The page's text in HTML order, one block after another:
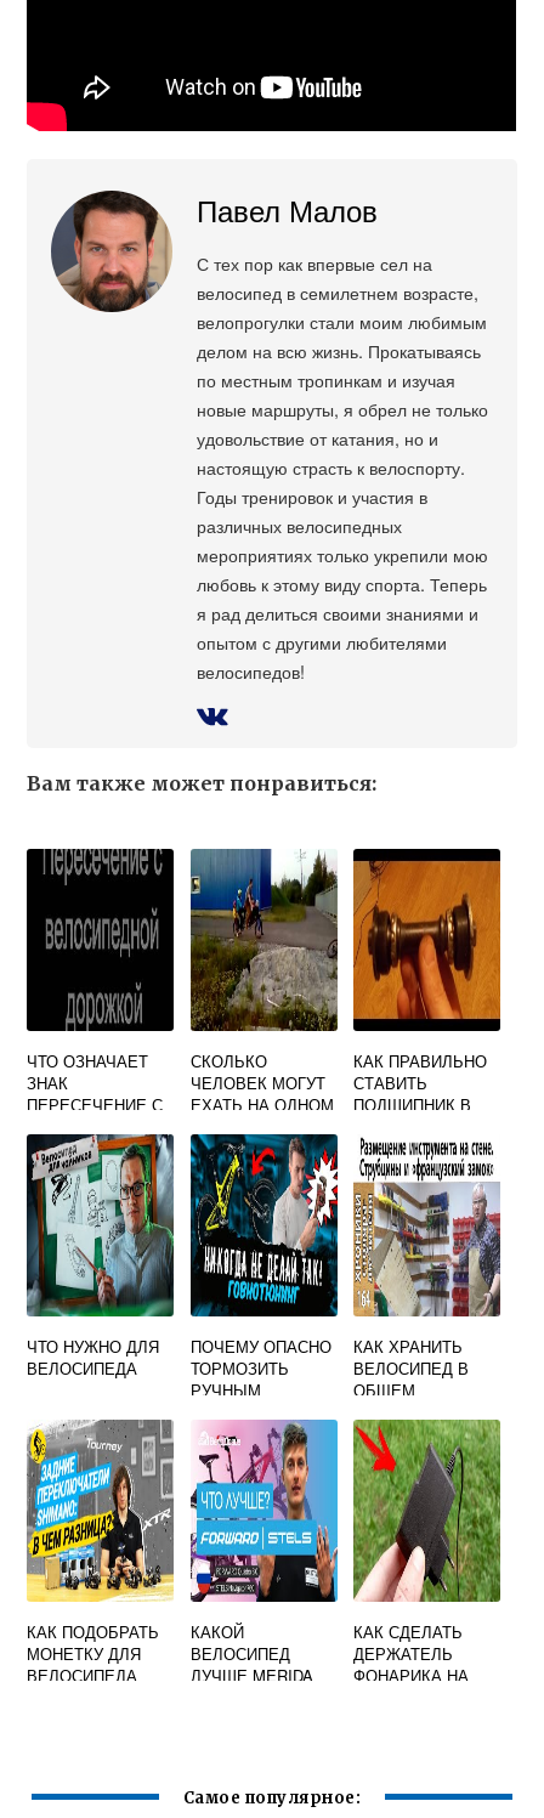
Павел Малов
С тех пор как впервые сел на
велосипед в семилетнем возрасте,
велопрогулки стали моим любимым
делом на всю жизнь. Прокатываясь
по местным тропинкам и изучая
новые маршруты, я обрел не только
удовольствие от катания, но и
настоящую страсть к велоспорту.
Годы тренировок и участия в
различных велосипедных
мероприятиях только укрепили мою
любовь к этому виду спорта. Теперь
я рад делиться своими знаниями и
опытом с другими любителями
велосипедов!
Вам также может понравиться:
ЧТО ОЗНАЧАЕТ
ЗНАК
ПЕРЕСЕЧЕНИЕ С
ДОРОЖКОЙ
СКОЛЬКО
ЧЕЛОВЕК МОГУТ
ЕХАТЬ НА ОДНОМ
КАК ПРАВИЛЬНО
СТАВИТЬ
ПОДШИПНИК В
ВЕЛОСИПЕДА
ЧТО НУЖНО ДЛЯ
ВЕЛОСИПЕДА
ПОЧЕМУ ОПАСНО
ТОРМОЗИТЬ
РУЧНЫМ
ТОРМОЗОМ ПРИ
БЫСТРОЙ ЕЗДЕ
НА ВЕЛОСИПЕДЕ
КАК ХРАНИТЬ
ВЕЛОСИПЕД В
ОБЩЕМ
КАК ПОДОБРАТЬ
МОНЕТКУ ДЛЯ
ВЕЛОСИПЕДА
КАКОЙ
ВЕЛОСИПЕД
ЛУЧШЕ MERIDA
КАК СДЕЛАТЬ
ДЕРЖАТЕЛЬ
ФОНАРИКА НА
Самое популярное: